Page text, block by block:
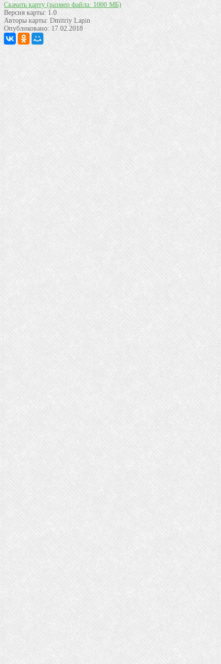
Скачать карту (размер файла: 1000 МБ)
Версия карты: 1.0
Авторы карты: Dmitriy Lapin
Опубликовано: 17.02.2018